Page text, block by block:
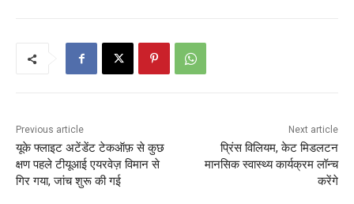
Previous article
यूके फ्लाइट अटेंडेंट टेकऑफ़ से कुछ
क्षण पहले टीयूआई एयरवेज़ विमान से
गिर गया, जांच शुरू की गई
Next article
प्रिंस विलियम, केट मिडलटन
मानसिक स्वास्थ्य कार्यक्रम लॉन्च
करेंगे